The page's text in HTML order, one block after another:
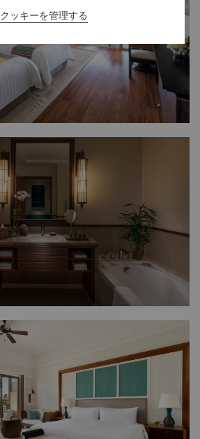
クッキーを管理する